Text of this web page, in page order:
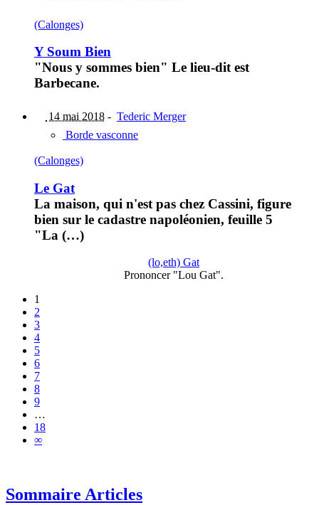
(Calonges)
Y Soum Bien
"Nous y sommes bien" Le lieu-dit est
Barbecane.
14 mai 2018 - Tederic Merger
Borde vasconne
(Calonges)
Le Gat
La maison, qui n'est pas chez Cassini, figure
bien sur le cadastre napoléonien, feuille 5
"La (…)
(lo,eth) Gat
Prononcer "Lou Gat".
1
2
3
4
5
6
7
8
9
…
18
∞
Sommaire Articles